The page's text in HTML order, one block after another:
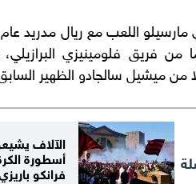
من فريق فلومينيزي
من ميشيل سالجادو الظهير
الآلاف
أسطورة
فرانكو